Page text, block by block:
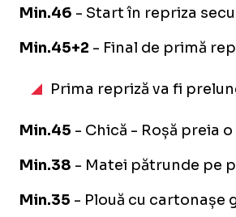
Min.46 - Start în repriza
Min.45+2 - Final de primă
Prima repriză va fi
Min.45 - Chică - Roșă preia
Min.38 - Matei pătrunde pe
Min.35 - Plouă cu cartonașe